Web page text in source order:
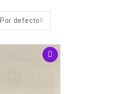
Por defecto